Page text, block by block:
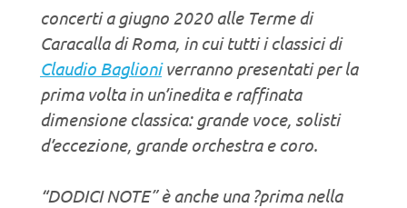
concerti a giugno 2020 alle Terme di
Caracalla di Roma, in cui tutti i classici di
Claudio Baglioniverranno presentati per la
prima volta in un’inedita e raffinata
dimensione classica: grande voce, solisti
d’eccezione, grande orchestra e coro.
“DODICI NOTE” è anche una ?prima nella